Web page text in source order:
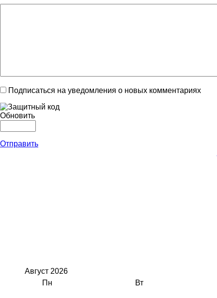
Подписаться на уведомления о новых комментариях
Обновить
Отправить
Август 2026
Пн
Вт